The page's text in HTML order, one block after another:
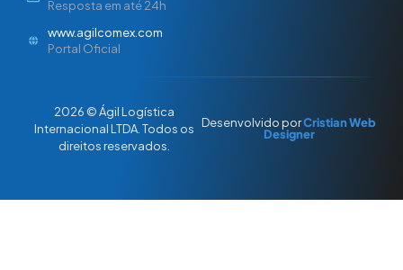
Resposta em até 24h
www.agilcomex.com
Portal Oficial
2026 © Ágil Logística
Internacional LTDA. Todos os
direitos reservados.
Desenvolvido porCristian Web
Designer